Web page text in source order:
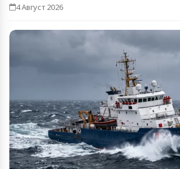
4 Август 2026